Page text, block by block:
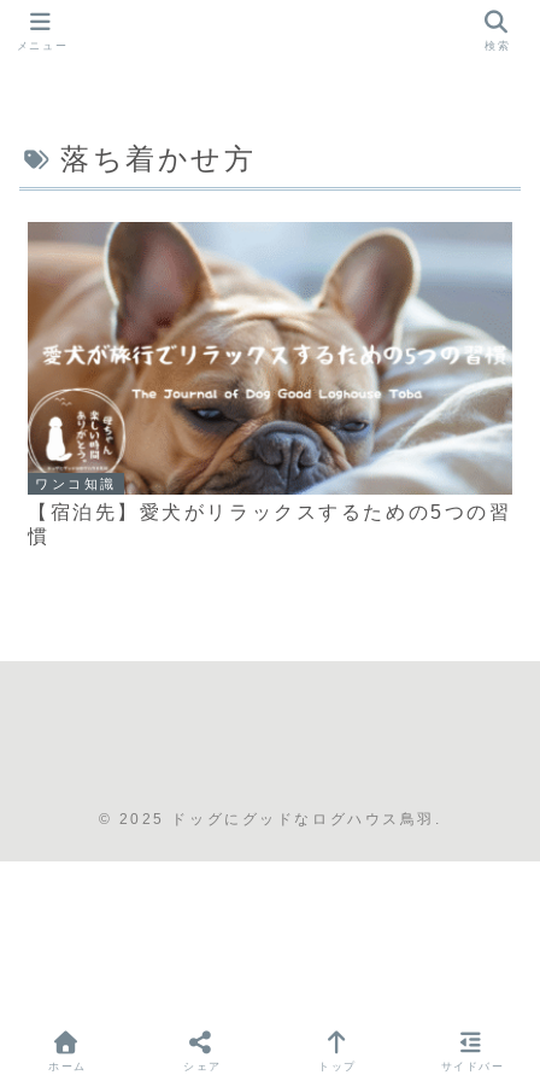
落ち着かせ方
ワンコ知識
【宿泊先】愛犬がリラックスするための5つの習
慣
© 2025 ドッグにグッドなログハウス鳥羽.
メニュー 検索
ホーム シェア トップ サイドバー